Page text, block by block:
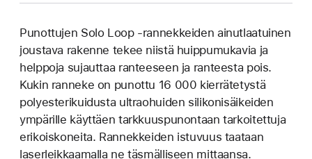
Punottujen Solo Loop ‑rannekkeiden ainutlaatuinen
joustava rakenne tekee niistä huippu­mukavia ja
helppoja sujauttaa ranteeseen ja ranteesta pois.
Kukin ranneke on punottu 16 000 kierrätetystä
poly­esteri­kuidusta ultraohuiden silikoni­­säikeiden
ympärille käyttäen tarkkuuspunontaan tarkoitettuja
erikoiskoneita. Rannekkeiden istuvuus taataan
laser­leikkaamalla ne täsmälliseen mittaansa.